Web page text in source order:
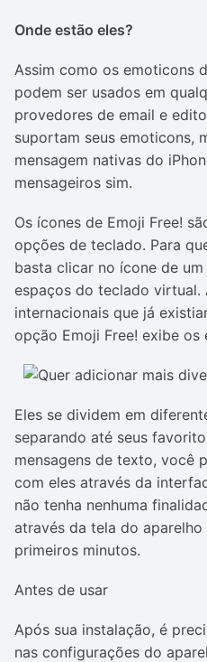
Onde estão eles?
Assim como os emoticons
podem ser usados em
provedores de email e
suportam seus emoticons,
mensagem nativas do
mensageiros sim.
Os ícones de Emoji Free!
opções de teclado. Para
basta clicar no ícone de
espaços do teclado virtual.
internacionais que já
opção Emoji Free! exibe
Eles se dividem em
separando até seus
mensagens de texto, você
com eles através da
não tenha nenhuma
através da tela do
primeiros minutos.
Antes de usar
Após sua instalação, é
nas configurações do